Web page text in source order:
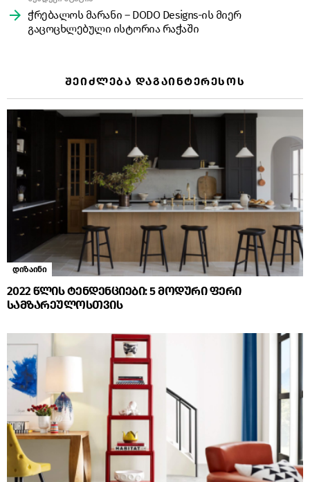
ჭრებალოს მარანი – DODO Designs-ის მიერ
გაცოცხლებული ისტორია რაჭაში
ᲨᲔᲘᲫᲚᲔᲑᲐ ᲓᲐᲒᲐᲘᲜᲢᲔᲠᲔᲡᲝᲡ
დიზაინი
2022 წლის ტენდენციები: 5 მოდური ფერი
სამზარეულოსთვის